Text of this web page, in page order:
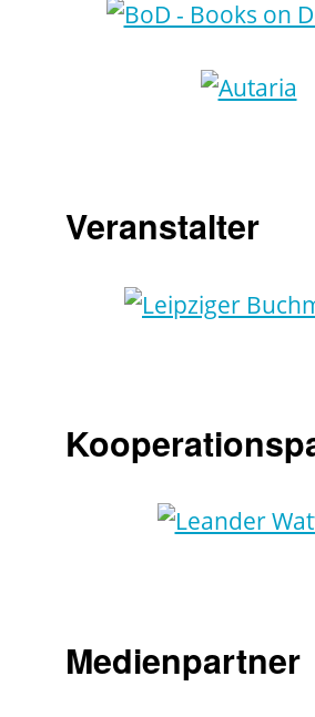
Veranstalter
Medienpartner